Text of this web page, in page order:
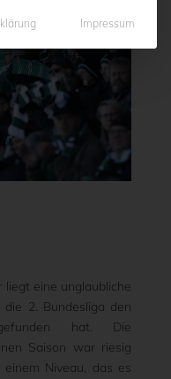
eine unglaubliche
2. Bundesliga den
hat. Die
Saison war riesig
Niveau, das es
Impressum